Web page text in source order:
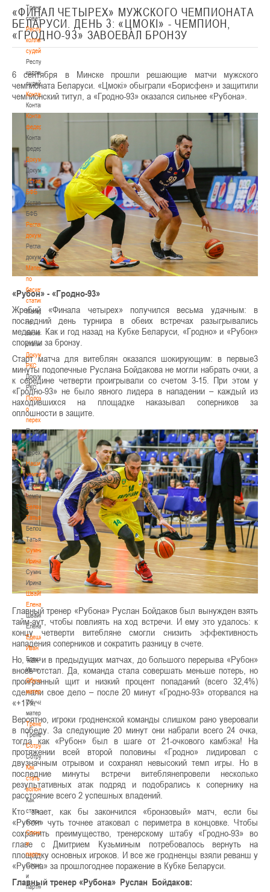
Тренерский
совет
Республиканская
коллегия
судей
Республиканская
коллегия
судей
Контакты
Контакты
Контакты
федерации
Контакты
федерации
Документы
Документы
Устав
БФБ
Устав
БФБ
Регламентирующие
документы
Регламентирующие
документы
Материалы
по
баскетбольной
статистике
Материалы
по
баскетбольной
статистике
Документы
РКС
Документы
РКС
Положение
о
переходах
Положение
о
переходах
Наши
чемпионы
Наши
чемпионы
Белошапко
Татьяна
Белошапко
Татьяна
Сумникова
Ирина
Сумникова
Ирина
Швайбович
Елена
Швайбович
Елена
Едешко
Иван
Едешко
Иван
Обучающие
материалы
Обучающие
материалы
Тренерам
Тренерам
Сотрудничество
Сотрудничество
Как
стать
волонтером
Как
стать
волонтером
Спонсоры
и
партнеры
Спонсоры
и
партнеры
«ФИНАЛ ЧЕТЫРЕХ» МУЖСКОГО ЧЕМПИОНАТА
БЕЛАРУСИ. ДЕНЬ 3: «ЦМОКI» - ЧЕМПИОН,
«ГРОДНО-93» ЗАВОЕВАЛ БРОНЗУ
6 сентября в Минске прошли решающие матчи мужского
чемпионата Беларуси. «Цмокi» обыграли «Борисфен» и защитили
чемпионский титул, а «Гродно-93» оказался сильнее «Рубона».
«Рубон» - «Гродно-93»
Жребий «Финала четырех» получился весьма удачным: в
последний день турнира в обеих встречах разыгрывались
медали. Как и год назад на Кубке Беларуси, «Гродно» и «Рубон»
спорили за бронзу.
Старт матча для витеблян оказался шокирующим: в первые3
минуты подопечные Руслана Бойдакова не могли набрать очки, а
к середине четверти проигрывали со счетом 3-15. При этом у
«Гродно-93» не было явного лидера в нападении – каждый из
находившихся на площадке наказывал соперников за
оплошности в защите.
Главный тренер «Рубона» Руслан Бойдаков был вынужден взять
тайм-аут, чтобы повлиять на ход встречи. И ему это удалось: к
концу четверти витебляне смогли снизить эффективность
нападения соперников и сократить разницу в счете.
Но, как и в предыдущих матчах, до большого перерыва «Рубон»
вновь отстал. Да, команда стала совершать меньше потерь, но
проигранный щит и низкий процент попаданий (всего 32,4%)
сделали свое дело – после 20 минут «Гродно-93» оторвался на
«+17».
Вероятно, игроки гродненской команды слишком рано уверовали
в победу. За следующие 20 минут они набрали всего 24 очка,
тогда как «Рубон» был в шаге от 21-очкового камбэка! На
протяжении всей второй половины «Гродно» лидировал с
двузначным отрывом и сохранял невысокий темп игры. Но в
последние минуты встречи витеблянепровели несколько
результативных атак подряд и подобрались к сопернику на
расстояние всего 2 успешных владений.
Кто знает, как бы закончился «бронзовый» матч, если бы
«Рубон» чуть точнее атаковал с периметра в концовке. Чтобы
сохранить преимущество, тренерскому штабу «Гродно-93» во
главе с Дмитрием Кузьминым потребовалось вернуть на
площадку основных игроков. И все же гродненцы взяли реванш у
«Рубона» за прошлогоднее поражение в Кубке Беларуси.
Главный тренер «Рубона» Руслан Бойдаков: